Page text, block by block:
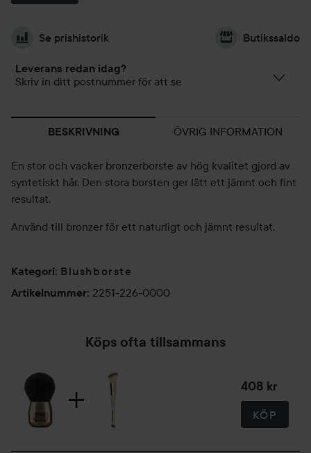
Se prishistorik Butikssaldo
Leverans redan idag?
Skriv in ditt postnummer för att se
BESKRIVNING ÖVRIG INFORMATION
En stor och vacker bronzerborste av hög kvalitet gjord av
syntetiskt hår. Den stora borsten ger lätt ett jämnt och fint
resultat.
Använd till bronzer för ett naturligt och jämnt resultat.
Kategori: Blushborste
Artikelnummer: 2251-226-0000
Köps ofta tillsammans
408 kr
KÖP